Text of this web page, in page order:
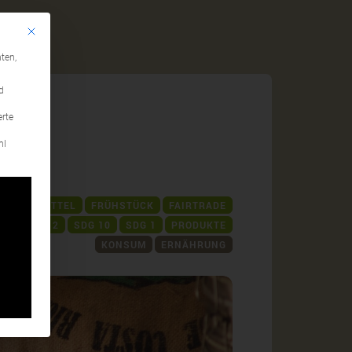
FAIRTRADE
FRÜHSTÜCK
LEBENSMITTEL
PRODUKTE
SDG 1
SDG 10
SDG 2
ERNÄHRUNG
KONSUM
Mit diesem Button wird der Dialog geschlossen. Seine Funktionalität ist